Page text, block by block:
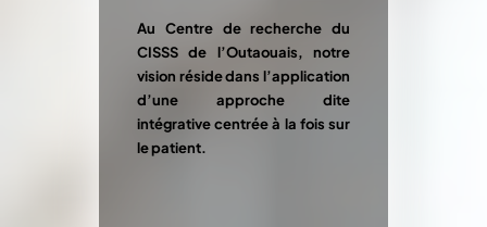
Au Centre de recherche du
CISSS de l’Outaouais, notre
vision réside dans l’application
d’une approche dite
intégrative centrée à la fois sur
le patient.